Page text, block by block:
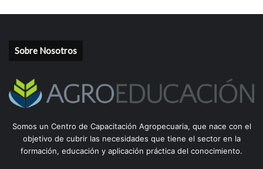
Sobre Nosotros
Somos un Centro de Capacitación Agropecuaria, que nace con el
objetivo de cubrir las necesidades que tiene el sector en la
formación, educación y aplicación práctica del conocimiento.